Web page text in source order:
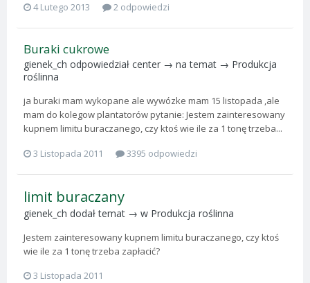
4 Lutego 2013
2 odpowiedzi
Buraki cukrowe
gienek_ch odpowiedział center → na temat → Produkcja
roślinna
ja buraki mam wykopane ale wywózke mam 15 listopada ,ale
mam do kolegow plantatorów pytanie: Jestem zainteresowany
kupnem limitu buraczanego, czy ktoś wie ile za 1 tonę trzeba...
3 Listopada 2011
3395 odpowiedzi
limit buraczany
gienek_ch dodał temat → w Produkcja roślinna
Jestem zainteresowany kupnem limitu buraczanego, czy ktoś
wie ile za 1 tonę trzeba zapłacić?
3 Listopada 2011